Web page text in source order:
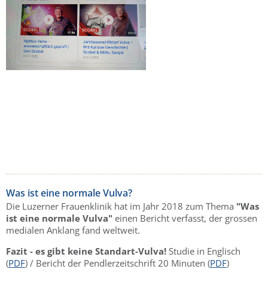
Was ist eine normale Vulva?
Die Luzerner Frauenklinik hat im Jahr 2018 zum Thema "Was
ist eine normale Vulva" einen Bericht verfasst, der grossen
medialen Anklang fand weltweit.
Fazit - es gibt keine Standart-Vulva! Studie in Englisch
(PDF) / Bericht der Pendlerzeitschrift 20 Minuten (PDF)